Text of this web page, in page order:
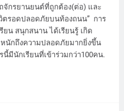
กรยานยนต์ที่ถูกต้อง(ต่อ) และ
ตรอดปลอดภัยบนท้องถนน” การ
น สนุกสนาน ได้เรียนรู้ เกิด
หนักถึงความปลอดภัยมากยิ่งขึ้น
นี้มีนักเรียนที่เข้าร่วมกว่า100คน.